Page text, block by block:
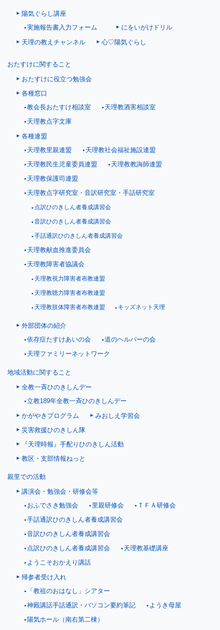
陽気ぐらし講座
実施報告書入力フォーム
にをいがけドリル
天理の教えチャンネル
心♡陽気ぐらし
おたすけに関すること
おたすけに役立つ勉強会
各種窓口
教会長おたすけ相談室 天理教酒害相談室
天理教点字文庫
各種連盟
天理教里親連盟 天理教社会福祉施設連盟
天理教民生児童委員連盟 天理教教誨師連盟
天理教保護司連盟
天理教点字研究室・音訳研究室・手話研究室
点訳ひのきしん者養成講習会
音訳ひのきしん者養成講習会
手話通訳ひのきしん者養成講習会
天理教献血推進委員会
天理教障害者協議会
天理教視力障害者布教連盟
天理教聴力障害者布教連盟
天理教肢体障害者布教連盟 キッズネット天理
外部団体の紹介
依存症たすけあいの会 道のヘルパーの会
天理ファミリーネットワーク
地域活動に関すること
全教一斉ひのきしんデー
立教189年全教一斉ひのきしんデー
かがやきプログラム
みおしえ学習会
災害救援ひのきしん隊
『天理時報』手配りひのきしん活動
教区・支部情報ねっと
親里での活動
講演会・勉強会・研修会等
おふでさき勉強会 里親研修会 ＴＦＡ研修会
手話通訳ひのきしん者養成講習会
音訳ひのきしん者養成講習会
点訳ひのきしん者養成講習会 天理教基礎講座
ようこそおかえり講話
帰参者受け入れ
「教祖のおはなし」シアター
神殿講話手話通訳・パソコン要約筆記 ようき母屋
陽気ホール（南右第二棟）